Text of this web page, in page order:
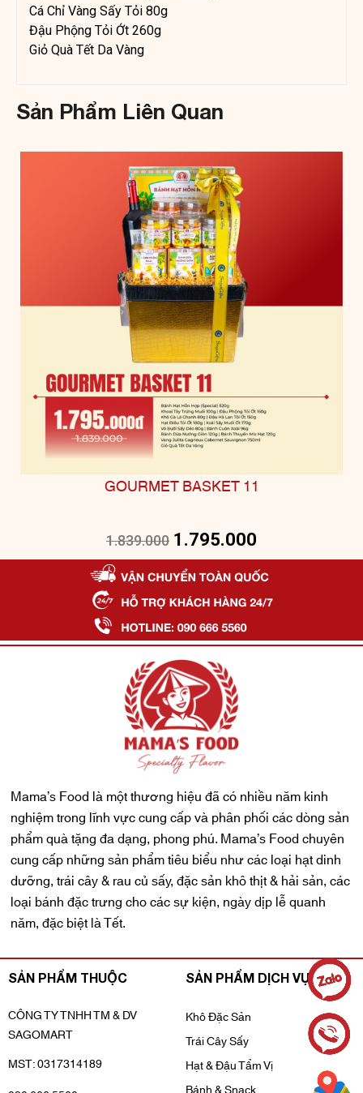
Cá Chỉ Vàng Sấy Tỏi 80g
Đậu Phộng Tỏi Ớt 260g
Giỏ Quà Tết Da Vàng
Sản Phẩm Liên Quan
GOURMET BASKET 11
1.839.000 1.795.000
Mama’s Food là một thương hiệu đã có nhiều năm kinh
nghiệm trong lĩnh vực cung cấp và phân phối các dòng sản
phẩm quà tặng đa dạng, phong phú. Mama’s Food chuyên
cung cấp những sản phẩm tiêu biểu như các loại hạt dinh
dưỡng, trái cây & rau củ sấy, đặc sản khô thịt & hải sản, các
loại bánh đặc trưng cho các sự kiện, ngày dịp lễ quanh
năm, đặc biệt là Tết.
SẢN PHẨM THUỘC
CÔNG TY TNHH TM & DV
SAGOMART
MST: 0317314189
SẢN PHẨM DỊCH VỤ
Khô Đặc Sản
Trái Cây Sấy
Hạt & Đậu Tẩm Vị